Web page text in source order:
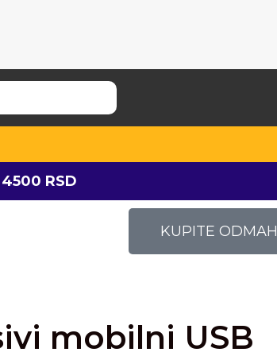
4500 RSD
KUPITE ODMAH
mobilni USB